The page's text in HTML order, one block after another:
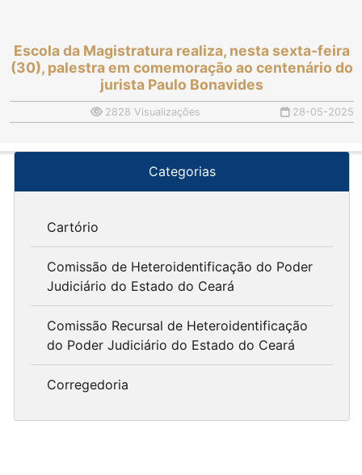
Escola da Magistratura realiza, nesta sexta-feira
(30), palestra em comemoração ao centenário do
jurista Paulo Bonavides
2828 Visualizações 28-05-2025
Categorias
Cartório
Comissão de Heteroidentificação do Poder
Judiciário do Estado do Ceará
Comissão Recursal de Heteroidentificação
do Poder Judiciário do Estado do Ceará
Corregedoria